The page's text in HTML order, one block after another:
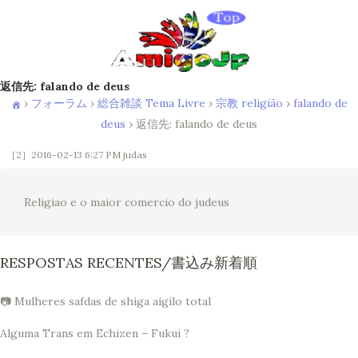
返信先: falando de deus
› フォーラム › 総合雑談 Tema Livre › 宗教 religião › falando de
deus › 返信先: falando de deus
［2］2016-02-13 6:27 PM judas
Religiao e o maior comercio do judeus
RESPOSTAS RECENTES/書込み新着順
📷 Mulheres safdas de shiga aigilo total
Alguma Trans em Echizen – Fukui ?